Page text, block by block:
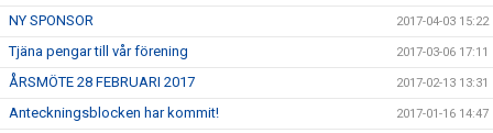
NY SPONSOR 2017-04-03 15:22
Tjäna pengar till vår förening 2017-03-06 17:11
ÅRSMÖTE 28 FEBRUARI 2017 2017-02-13 13:31
Anteckningsblocken har kommit! 2017-01-16 14:47